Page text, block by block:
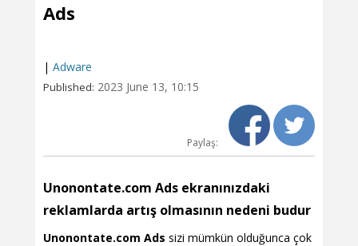
Ads
| Adware
Published: 2023 June 13, 10:15
Paylaş:
Unonontate.com Ads ekranınızdaki
reklamlarda artış olmasının nedeni budur
Unonontate.com Ads sizi mümkün olduğunca çok